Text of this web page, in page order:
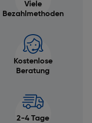
Viele
Bezahlmethoden
Kostenlose
Beratung
2-4 Tage